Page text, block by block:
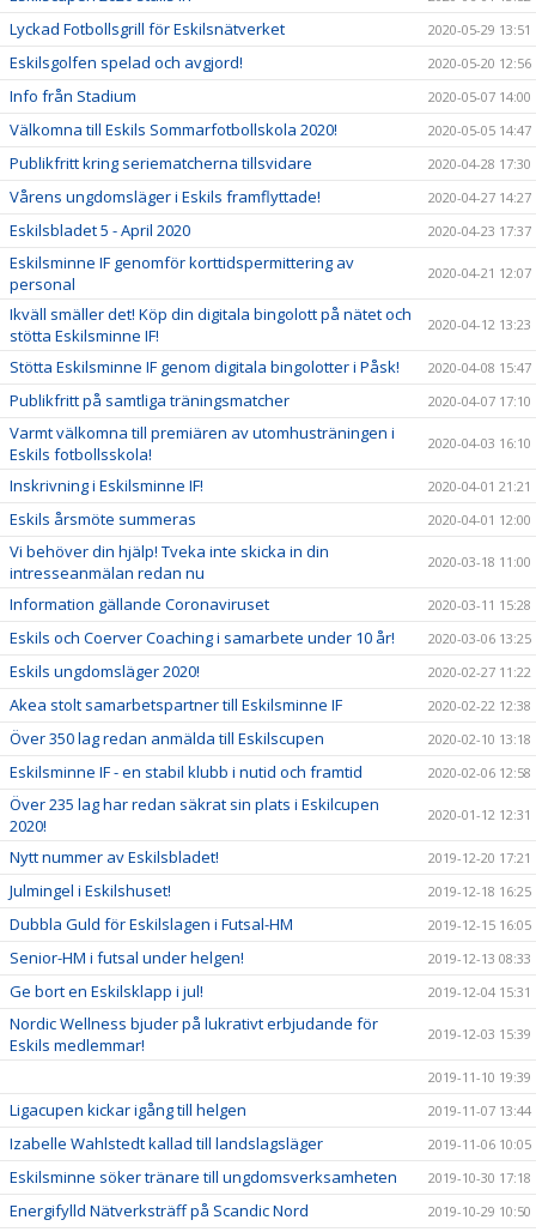
Lyckad Fotbollsgrill för Eskilsnätverket 2020-05-29 13:51
Eskilsgolfen spelad och avgjord! 2020-05-20 12:56
Info från Stadium 2020-05-07 14:00
Välkomna till Eskils Sommarfotbollskola 2020! 2020-05-05 14:47
Publikfritt kring seriematcherna tillsvidare 2020-04-28 17:30
Vårens ungdomsläger i Eskils framflyttade! 2020-04-27 14:27
Eskilsbladet 5 - April 2020 2020-04-23 17:37
Eskilsminne IF genomför korttidspermittering av
personal
2020-04-21 12:07
Ikväll smäller det! Köp din digitala bingolott på nätet och
stötta Eskilsminne IF!
2020-04-12 13:23
Stötta Eskilsminne IF genom digitala bingolotter i Påsk! 2020-04-08 15:47
Publikfritt på samtliga träningsmatcher 2020-04-07 17:10
Varmt välkomna till premiären av utomhusträningen i
Eskils fotbollsskola!
2020-04-03 16:10
Inskrivning i Eskilsminne IF! 2020-04-01 21:21
Eskils årsmöte summeras 2020-04-01 12:00
Vi behöver din hjälp! Tveka inte skicka in din
intresseanmälan redan nu
2020-03-18 11:00
Information gällande Coronaviruset 2020-03-11 15:28
Eskils och Coerver Coaching i samarbete under 10 år! 2020-03-06 13:25
Eskils ungdomsläger 2020! 2020-02-27 11:22
Akea stolt samarbetspartner till Eskilsminne IF 2020-02-22 12:38
Över 350 lag redan anmälda till Eskilscupen 2020-02-10 13:18
Eskilsminne IF - en stabil klubb i nutid och framtid 2020-02-06 12:58
Över 235 lag har redan säkrat sin plats i Eskilcupen
2020!
2020-01-12 12:31
Nytt nummer av Eskilsbladet! 2019-12-20 17:21
Julmingel i Eskilshuset! 2019-12-18 16:25
Dubbla Guld för Eskilslagen i Futsal-HM 2019-12-15 16:05
Senior-HM i futsal under helgen! 2019-12-13 08:33
Ge bort en Eskilsklapp i jul! 2019-12-04 15:31
Nordic Wellness bjuder på lukrativt erbjudande för
Eskils medlemmar!
2019-12-03 15:39
2019-11-10 19:39
Ligacupen kickar igång till helgen 2019-11-07 13:44
Izabelle Wahlstedt kallad till landslagsläger 2019-11-06 10:05
Eskilsminne söker tränare till ungdomsverksamheten 2019-10-30 17:18
Energifylld Nätverksträff på Scandic Nord 2019-10-29 10:50